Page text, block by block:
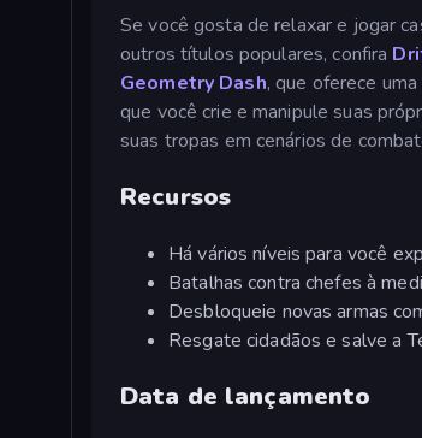
Se você gosta de relaxar e jogar
outros títulos populares, confira
Geometry Dash, que oferece
que você crie e manipule suas
suas tropas em cenários de
Recursos
Há vários níveis para você
Batalhas contra chefes à
Desbloqueie novas armas
Resgate cidadãos e salve a
Data de lançamento